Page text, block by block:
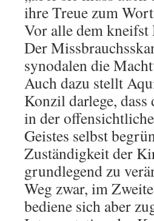
ihre Treue zum
Vor alle dem
Der
synodalen die
Auch dazu stellt
Konzil darlege,
in der
Geistes selbst
Zuständigkeit der
grundlegend zu
Weg zwar, im
bediene sich aber